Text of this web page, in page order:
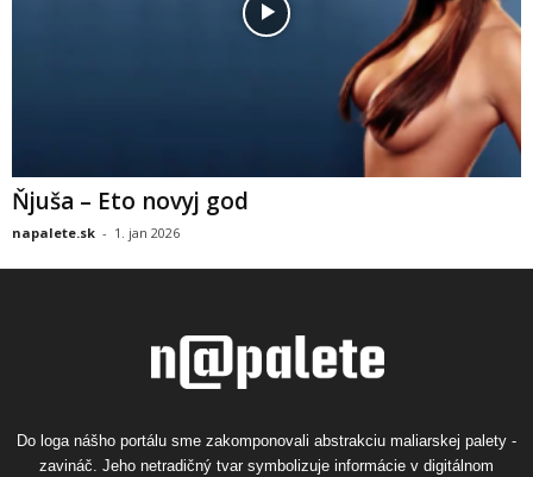
Ňjuša – Eto novyj god
napalete.sk - 1. jan 2026
Do loga nášho portálu sme zakomponovali abstrakciu maliarskej palety -
zavináč. Jeho netradičný tvar symbolizuje informácie v digitálnom